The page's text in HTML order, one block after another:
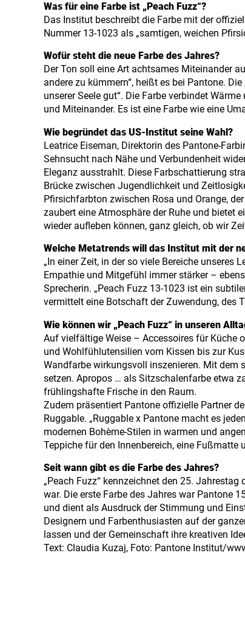
Was für eine Farbe ist „Peach Fuzz“?
Das Institut beschreibt die Farbe mit der
Nummer 13-1023 als „samtigen, weichen
Wofür steht die neue Farbe des Jahres?
Der Ton soll eine Art achtsames Miteinander
andere zu kümmern“, heißt es bei Pantone.
unserer Seele gut“. Die Farbe verbindet
und Miteinander. Es ist eine Farbe wie eine
Wie begründet das US-Institut seine Wahl?
Leatrice Eiseman, Direktorin des Pantone-
Sehnsucht nach Nähe und Verbundenheit
Eleganz ausstrahlt. Diese Farbschattierung
Brücke zwischen Jugendlichkeit und
Pfirsichfarbton zwischen Rosa und Orange,
zaubert eine Atmosphäre der Ruhe und bietet
wieder aufleben können, ganz gleich, ob wir
Welche Metatrends will das Institut mit der
„In einer Zeit, in der so viele Bereiche unseres
Empathie und Mitgefühl immer stärker –
Sprecherin. „Peach Fuzz 13-1023 ist ein
vermittelt eine Botschaft der Zuwendung, des
Wie können wir „Peach Fuzz“ in unseren
Auf vielfältige Weise – Accessoires für Küche
und Wohlfühlutensilien vom Kissen bis zur
Wandfarbe wirkungsvoll inszenieren. Mit dem
setzen. Apropos … als Sitzschalenfarbe etwa
frühlingshafte Frische in den Raum.
Zudem präsentiert Pantone offizielle Partner
Ruggable. „Ruggable x Pantone macht es
modernen Bohème-Stilen in warmen und
Teppiche für den Innenbereich, eine Fußmatte
Seit wann gibt es die Farbe des Jahres?
„Peach Fuzz“ kennzeichnet den 25.
war. Die erste Farbe des Jahres war Pantone
und dient als Ausdruck der Stimmung und
Designern und Farbenthusiasten auf der
lassen und der Gemeinschaft ihre kreativen
Text: Claudia Kuzaj, Foto: Pantone Institut/